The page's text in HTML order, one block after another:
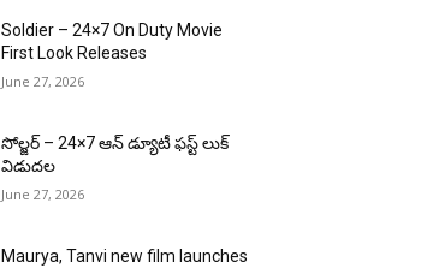
Soldier – 24×7 On Duty Movie
First Look Releases
June 27, 2026
సోల్జర్ – 24×7 ఆన్ డ్యూటీ ఫస్ట్ లుక్
విడుదల
June 27, 2026
Maurya, Tanvi new film launches